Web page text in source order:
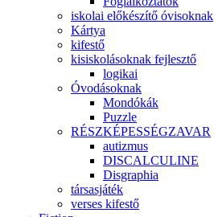
iskolai előkészítő óvisoknak
Kártya
kifestő
kisiskolásoknak fejlesztő
logikai
Óvodásoknak
Mondókák
Puzzle
RÉSZKÉPESSÉGZAVAR
autizmus
DISCALCULINE
Disgraphia
társasjáték
verses kifestő